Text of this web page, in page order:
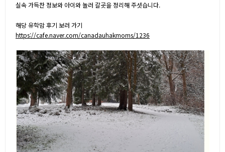
실속 가득찬 정보와 아이와 놀러 갈곳을 정리해 주셧습니다.
해당 유학맘 후기 보러 가기
https://cafe.naver.com/canadauhakmoms/1236